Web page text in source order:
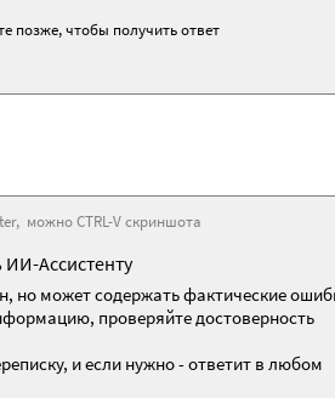
позже, чтобы получить ответ
можно CTRL-V скриншота
ИИ-Ассистенту
но может содержать фактические
проверяйте достоверность
и если нужно - ответит в любом